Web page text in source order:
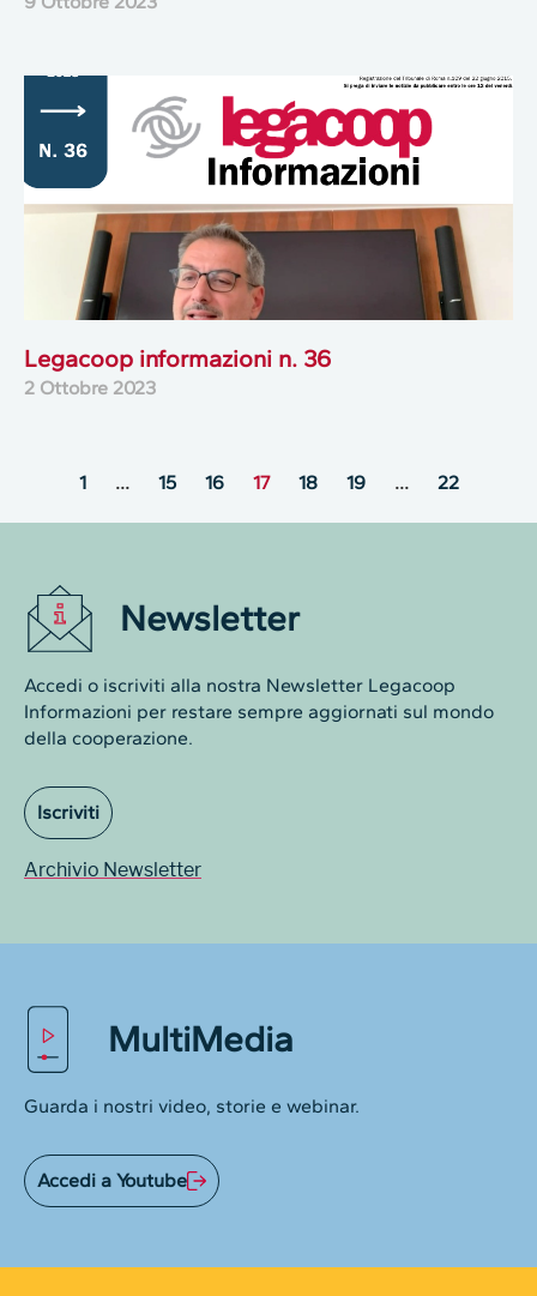
Legacoop informazioni n. 36
2 Ottobre 2023
1 … 15 16 17 18 19 … 22
Newsletter
Accedi o iscriviti alla nostra Newsletter Legacoop
Informazioni per restare sempre aggiornati sul mondo
della cooperazione.
Iscriviti
Archivio Newsletter
MultiMedia
Guarda i nostri video, storie e webinar.
Accedi a Youtube